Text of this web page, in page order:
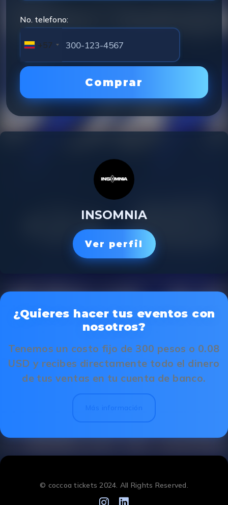
No. telefono:
+57
Comprar
INSOMNIA
Ver perfil
¿Quieres hacer tus eventos con
nosotros?
Tenemos un costo fijo de 300 pesos o 0.08
USD y recibes directamente todo el dinero
de tus ventas en tu cuenta de banco.
© coccoa tickets 2024. All Rights Reserved.